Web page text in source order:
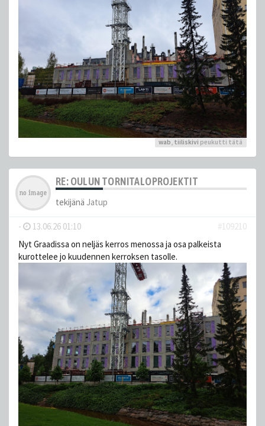
wab, tiiliskivi peukutti tätä
RE: OULUN TORNITALOPROJEKTIT
tekijänä Jatup
- 13.06.26 01:10
#109210
Nyt Graadissa on neljäs kerros menossa ja osa palkeista
kurottelee jo kuudennen kerroksen tasolle.